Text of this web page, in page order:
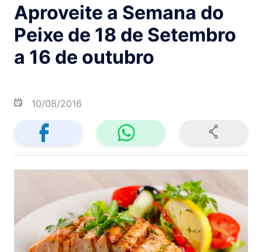
Aproveite a Semana do
Peixe de 18 de Setembro
a 16 de outubro
10/08/2016